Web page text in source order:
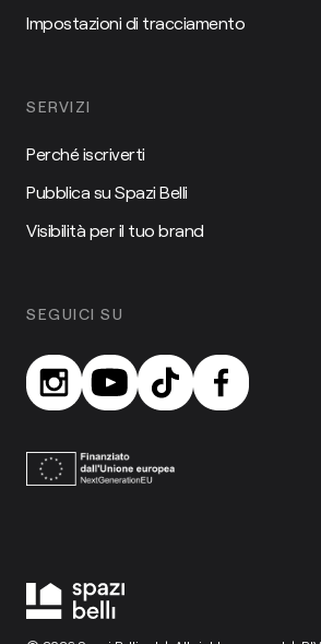
Impostazioni di tracciamento
SERVIZI
Perché iscriverti
Pubblica su Spazi Belli
Visibilità per il tuo brand
SEGUICI SU